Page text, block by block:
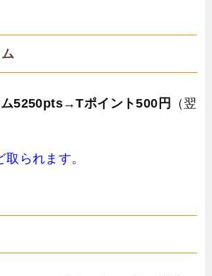
5250pts→Tポイント500円
（翌
られます。